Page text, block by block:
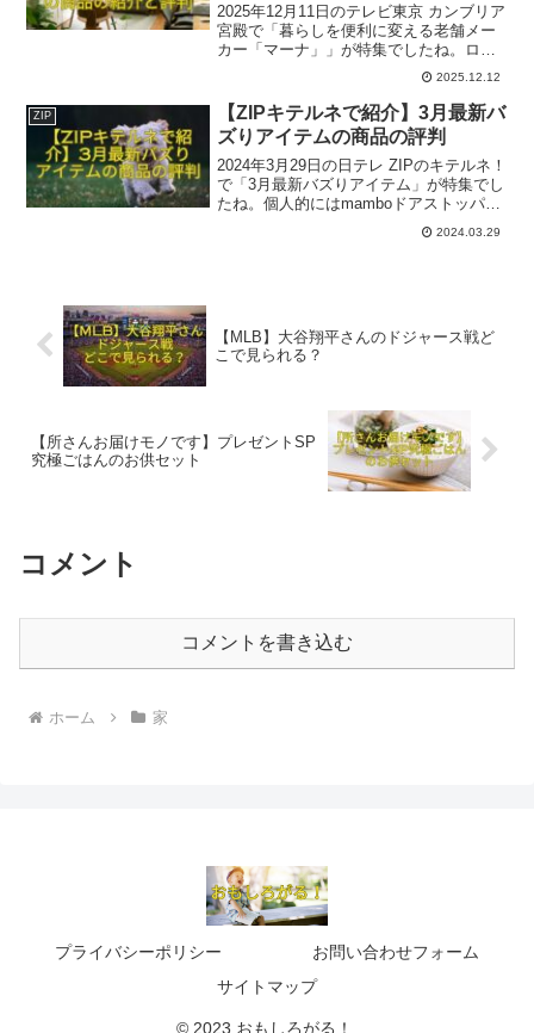
2025年12月11日のテレビ東京 カンブリア
宮殿で「暮らしを便利に変える老舗メー
カー「マーナ」」が特集でしたね。ロケ
は渋谷ロフトでした。ここでは番組内で
出た関連商品の一部をご紹介いたしま
す。参考になれば幸いです。
2025.12.12
ZIP
【ZIPキテルネで紹介】3月最新バ
ズりアイテムの商品の評判
2024年3月29日の日テレ ZIPのキテルネ！
で「3月最新バズりアイテム」が特集でし
たね。個人的にはmamboドアストッパー
がカワイイと思いました！ここでは番組
内で出た商品のうち一部の商品を紹介い
2024.03.29
【MLB】大谷翔平さんのドジャース戦ど
こで見られる？
【所さんお届けモノです】プレゼントSP
究極ごはんのお供セット
コメント
コメントを書き込む
ホーム 家
プライバシーポリシー
お問い合わせフォーム
サイトマップ
© 2023 おもしろがる！.